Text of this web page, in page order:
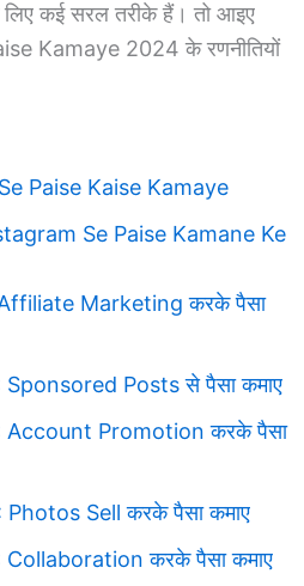
कई सरल तरीके हैं। तो आइए
Kamaye 2024 के रणनीतियों
Paise Kaise Kamaye
Se Paise Kamane Ke
Marketing करके पैसा
Sponsored Posts से पैसा कमाए
Account Promotion करके पैसा
Sell करके पैसा कमाए
Collaboration करके पैसा कमाए